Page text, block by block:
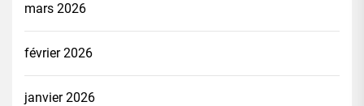
mars 2026
février 2026
janvier 2026